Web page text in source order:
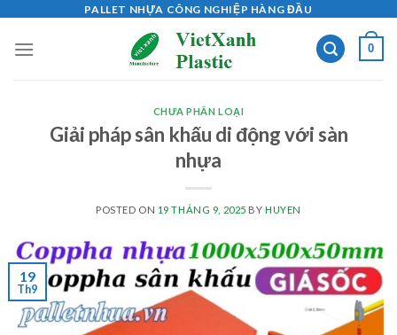
content
PALLET NHỰA CÔNG NGHIỆP HÀNG ĐẦU
0
CHƯA PHÂN LOẠI
Giải pháp sân khấu di động với sàn
nhựa
POSTED ON 19 THÁNG 9, 2025 BY HUYEN
19
Th9